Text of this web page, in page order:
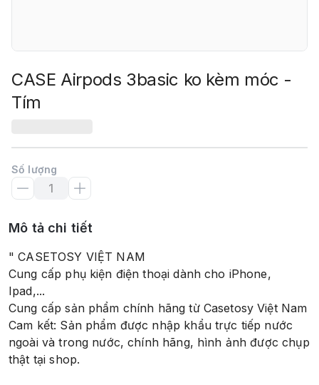
CASE Airpods 3basic ko kèm móc -
Tím
Số lượng
Mô tả chi tiết
" CASETOSY VIỆT NAM
Cung cấp phụ kiện điện thoại dành cho iPhone,
Ipad,...
Cung cấp sản phẩm chính hãng từ Casetosy Việt Nam
Cam kết: Sản phẩm được nhập khẩu trực tiếp nước
ngoài và trong nước, chính hãng, hình ảnh được chụp
thật tại shop.